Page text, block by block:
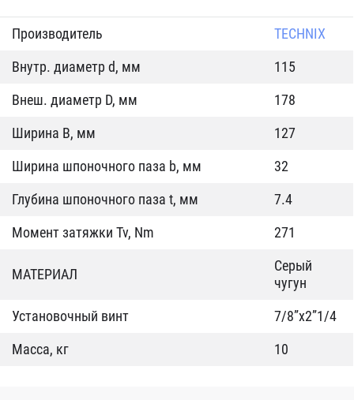
Производитель
TECHNIX
Внутр. диаметр d, мм
115
Внеш. диаметр D, мм
178
Ширина B, мм
127
Ширина шпоночного паза b, мм
32
Глубина шпоночного паза t, мм
7.4
Момент затяжки Tv, Nm
271
МАТЕРИАЛ
Серый
чугун
Установочный винт
7/8”x2”1/4
Масса, кг
10